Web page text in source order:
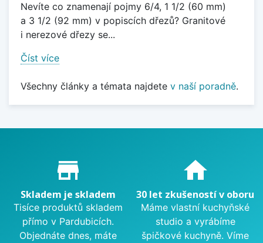
Nevíte co znamenají pojmy 6/4, 1 1/2 (60 mm)
a 3 1/2 (92 mm) v popiscích dřezů? Granitové
i nerezové dřezy se...
Číst více
Všechny články a témata najdete v naší poradně.
Proč nakupovat u nás?
store_mall_directory
Skladem je skladem
Tisíce produktů skladem
přímo v Pardubicích.
Objednáte dnes, máte
home
30 let zkušeností v oboru
Máme vlastní kuchyňské
studio a vyrábíme
špičkové kuchyně. Víme